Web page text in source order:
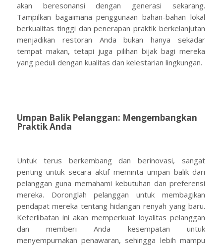
akan beresonansi dengan generasi sekarang.
Tampilkan bagaimana penggunaan bahan-bahan lokal
berkualitas tinggi dan penerapan praktik berkelanjutan
menjadikan restoran Anda bukan hanya sekadar
tempat makan, tetapi juga pilihan bijak bagi mereka
yang peduli dengan kualitas dan kelestarian lingkungan.
Umpan Balik Pelanggan: Mengembangkan
Praktik Anda
Untuk terus berkembang dan berinovasi, sangat
penting untuk secara aktif meminta umpan balik dari
pelanggan guna memahami kebutuhan dan preferensi
mereka. Doronglah pelanggan untuk membagikan
pendapat mereka tentang hidangan renyah yang baru.
Keterlibatan ini akan memperkuat loyalitas pelanggan
dan memberi Anda kesempatan untuk
menyempurnakan penawaran, sehingga lebih mampu